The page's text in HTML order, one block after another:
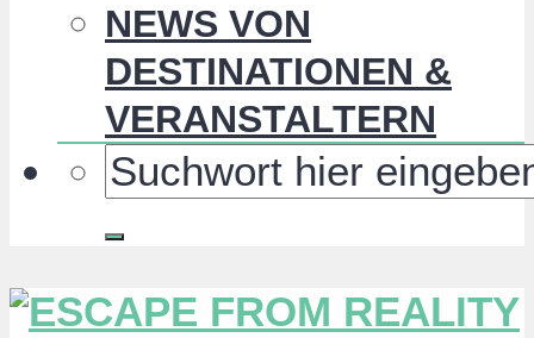
NEWS VON
DESTINATIONEN &
VERANSTALTERN